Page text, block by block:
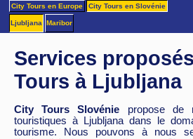
Services
Tours à Ljubljana
City Tours Slovénie propose de
touristiques à Ljubljana dans le
tourisme. Nous pouvons à nous
City Tours en Europe City Tours en Slovénie
Ljubljana Maribor